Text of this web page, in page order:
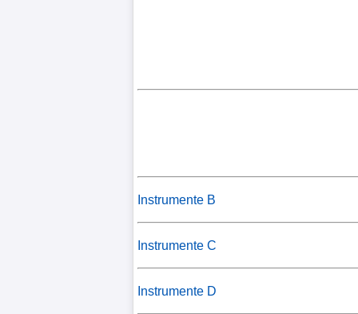
Instrumente B
Instrumente C
Instrumente D